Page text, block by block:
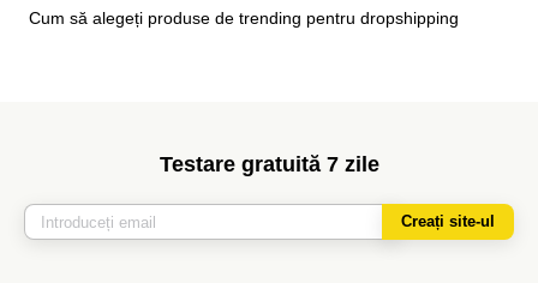
Cum să alegeți produse de trending pentru dropshipping
Testare gratuită 7 zile
Creați site-ul